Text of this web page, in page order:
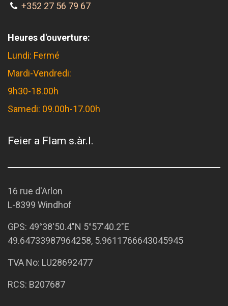
+352 27 56 79 67
Heures d'ouverture:
Lundi: Fermé
Mardi-Vendredi:
9h30-18.00h
Samedi: 09.00h-17.00h
Feier a Flam s.àr.l.
16 rue d'Arlon
L-8399 Windhof
GPS: 49°38'50.4"N 5°57'40.2"E
49.64733987964258, 5.9611766643045945
TVA No: LU28692477
RCS: B207687